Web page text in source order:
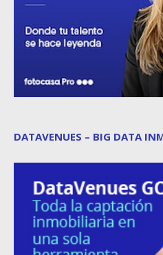
DATAVENUES – BIG DATA